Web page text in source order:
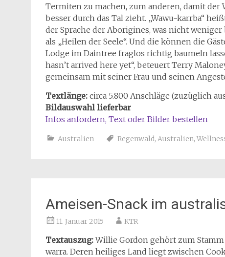
Termiten zu machen, zum anderen, damit der
besser durch das Tal zieht. „Wawu-karrba“
der Sprache der Aborigines, was nicht weniger
als „Heilen der Seele“. Und die können die
Lodge im Daintree fraglos richtig baumeln
hasn’t arrived here yet“, beteuert Terry
gemeinsam mit seiner Frau und seinen
Textlänge: circa 5.800 Anschläge (zuzüglich
Bildauswahl lieferbar
Infos anfordern, Text oder Bilder bestellen
Australien Regenwald, Australien,
Ameisen-Snack im
11. Januar 2015 KTR
Textauszug:Willie Gordon gehört zum
warra. Deren heiliges Land liegt zwischen